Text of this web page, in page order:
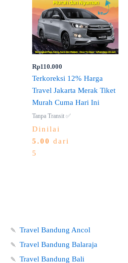
Rp110.000
Terkoreksi 12% Harga
Travel Jakarta Merak Tiket
Murah Cuma Hari Ini
Tanpa Transit ✅
Dinilai
5.00 dari
5
🍡 Travel Bandung Ancol
🍡 Travel Bandung Balaraja
🍡 Travel Bandung Bali